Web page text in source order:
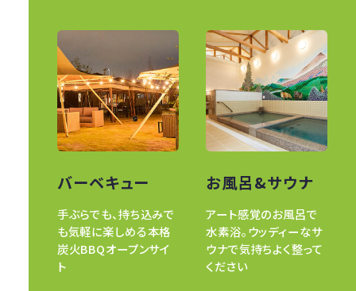
バーベキュー
手ぶらでも、持ち込みで
も気軽に楽しめる本格
炭火BBQオープンサイ
ト
お風呂&サウナ
アート感覚のお風呂で
水素浴。ウッディーなサ
ウナで気持ちよく整って
ください